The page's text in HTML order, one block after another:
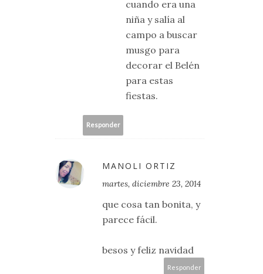
cuando era una
niña y salía al
campo a buscar
musgo para
decorar el Belén
para estas
fiestas.
Responder
MANOLI ORTIZ
martes, diciembre 23, 2014
que cosa tan bonita, y
parece fácil.
besos y feliz navidad
Responder